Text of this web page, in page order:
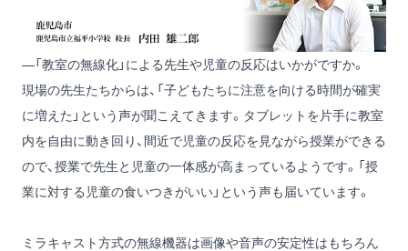
―「教室の無線化」による先生や児童の反応はいかがですか。
現場の先生たちからは、「子どもたちに注意を向ける時間が確実
に増えた」という声が聞こえてきます。タブレットを片手に教室
内を自由に動き回り、間近で児童の反応を見ながら授業ができる
ので、授業で先生と児童の一体感が高まっているようです。「授
業に対する児童の食いつきがいい」という声も届いています。
ミラキャスト方式の無線機器は画像や音声の安定性はもちろん